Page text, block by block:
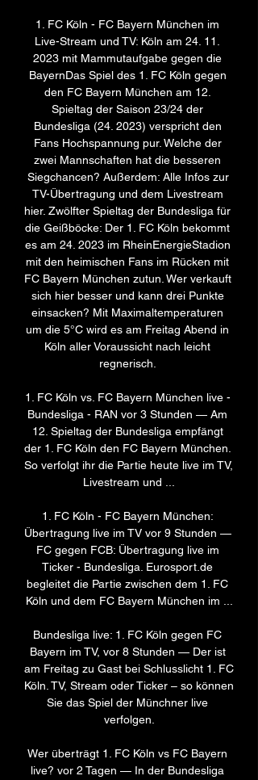
1. FC Köln - FC Bayern München im
Live-Stream und TV: Köln am 24. 11.
2023 mit Mammutaufgabe gegen die
BayernDas Spiel des 1. FC Köln gegen
den FC Bayern München am 12.
Spieltag der Saison 23/24 der
Bundesliga (24. 2023) verspricht den
Fans Hochspannung pur. Welche der
zwei Mannschaften hat die besseren
Siegchancen? Außerdem: Alle Infos zur
TV-Übertragung und dem Livestream
hier. Zwölfter Spieltag der Bundesliga für
die Geißböcke: Der 1. FC Köln bekommt
es am 24. 2023 im RheinEnergieStadion
mit den heimischen Fans im Rücken mit
FC Bayern München zutun. Wer verkauft
sich hier besser und kann drei Punkte
einsacken? Mit Maximaltemperaturen
um die 5°C wird es am Freitag Abend in
Köln aller Voraussicht nach leicht
regnerisch.
1. FC Köln vs. FC Bayern München live -
Bundesliga - RAN vor 3 Stunden — Am
12. Spieltag der Bundesliga empfängt
der 1. FC Köln den FC Bayern München.
So verfolgt ihr die Partie heute live im TV,
Livestream und ...
1. FC Köln - FC Bayern München:
Übertragung live im TV vor 9 Stunden —
FC gegen FCB: Übertragung live im
Ticker - Bundesliga. Eurosport.de
begleitet die Partie zwischen dem 1. FC
Köln und dem FC Bayern München im ...
Bundesliga live: 1. FC Köln gegen FC
Bayern im TV, vor 8 Stunden — Der ist
am Freitag zu Gast bei Schlusslicht 1. FC
Köln. TV, Stream oder Ticker – so können
Sie das Spiel der Münchner live
verfolgen.
Wer überträgt 1. FC Köln vs FC Bayern
live? vor 2 Tagen — In der Bundesliga